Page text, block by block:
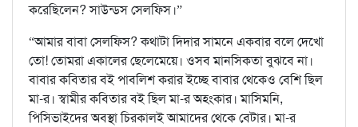
করেছিলেন? সাউন্ডস সেলফিস।”
“আমার বাবা সেলফিস? কথাটা দিদার সামনে একবার বলে দেখো
তো! তোমরা একালের ছেলেমেয়ে। ওসব মানসিকতা বুঝবে না।
বাবার কবিতার বই পাবলিশ করার ইচ্ছে বাবার থেকেও বেশি ছিল
মা-র। স্বামীর কবিতার বই ছিল মা-র অহংকার। মাসিমনি,
পিসিভাইদের অবস্থা চিরকালই আমাদের থেকে বেটার। মা-র